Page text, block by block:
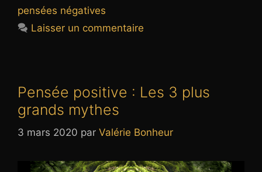
pensées négatives
Laisser un commentaire
Pensée positive : Les 3 plus
grands mythes
3 mars 2020 par Valérie Bonheur